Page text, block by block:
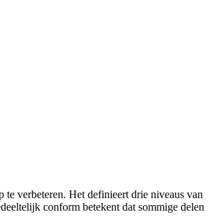
verbeteren. Het definieert drie niveaus van
conform betekent dat sommige delen